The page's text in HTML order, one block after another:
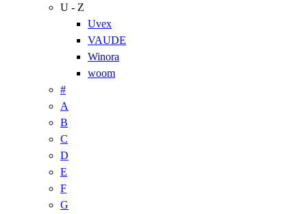
U - Z
Uvex
VAUDE
Winora
woom
#
A
B
C
D
E
F
G